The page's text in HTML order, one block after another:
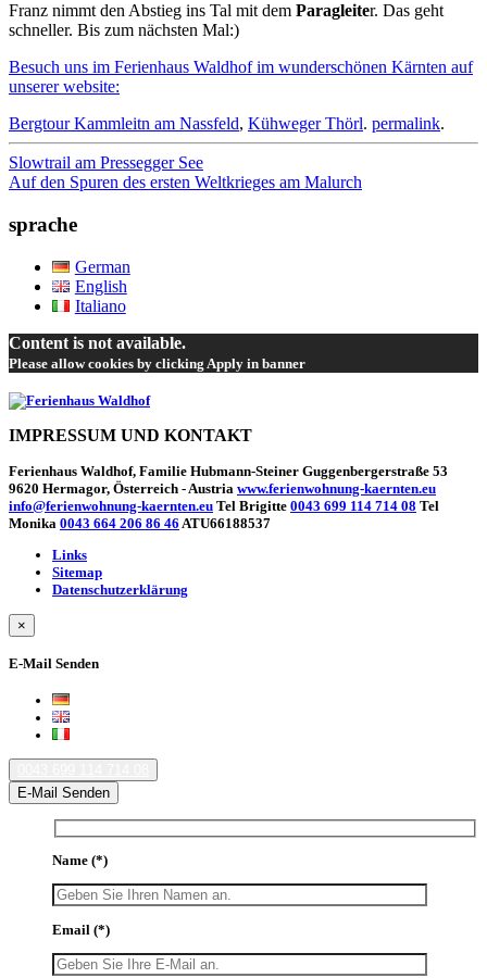
Franz nimmt den Abstieg ins Tal mit dem Paragleiter. Das geht
schneller. Bis zum nächsten Mal:)
Besuch uns im Ferienhaus Waldhof im wunderschönen Kärnten auf
unserer website:
Bergtour Kammleitn am Nassfeld, Kühweger Thörl. permalink.
Beitrags-
Navigation
Slowtrail am Pressegger See
Auf den Spuren des ersten Weltkrieges am Malurch
sprache
German
English
Italiano
Content is not available.
Please allow cookies by clicking Apply in banner
IMPRESSUM UND KONTAKT
Ferienhaus Waldhof, Familie Hubmann-Steiner Guggenbergerstraße 53
9620 Hermagor, Österreich - Austria www.ferienwohnung-kaernten.eu
info@ferienwohnung-kaernten.eu Tel Brigitte 0043 699 114 714 08 Tel
Monika 0043 664 206 86 46 ATU66188537
Links
Sitemap
Datenschutzerklärung
×
E-Mail Senden
E-Mail Senden
Name (*)
Email (*)